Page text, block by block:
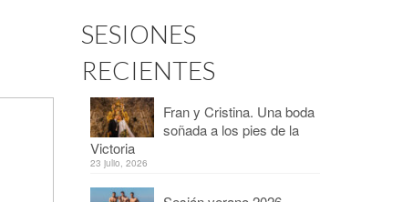
SESIONES
RECIENTES
Fran y Cristina. Una boda
soñada a los pies de la
Victoria
23 julio, 2026